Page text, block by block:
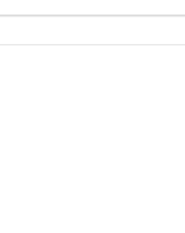
cuisine donnant accès à
jours.